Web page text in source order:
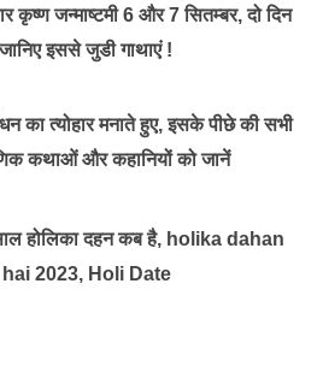
राक्षसों को मोहित कर सुला दिया।
को खीर अर्पित की, जिसके खाने से
हो गई। ये प्रसंग वाल्मीकि रामायण
में नहीं है।
कृष्ण जन्माष्टमी 6 और 7 सितम्बर, दो दिन
इससे जुडी गाथाएं !
का त्योहार मनाते हुए, इसके पीछे की सभी
कथाओं और कहानियों को जानें
होलिका दहन कब है, holika dahan
hai 2023, Holi Date